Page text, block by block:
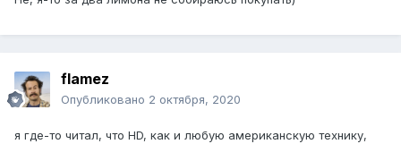
flamez
Опубликовано 2 октября, 2020
я где-то читал, что HD, как и любую американскую технику,